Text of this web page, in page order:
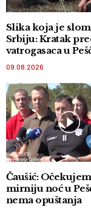
Slika koja je
Srbiju: Kratak
vatrogasaca u
09.08.2026
Čaušić:
mirniju noć u
nema opuštanja